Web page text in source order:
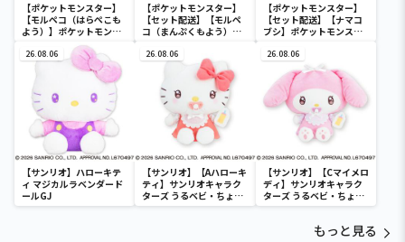
【ポケットモンスター】
【モルペコ（はらぺこも
よう）】ポケットモンス
ター めちゃもふぐっとぬ
いぐるみ～モルペコ（は
らぺこもよう）～
【ポケットモンスター】
【セット配送】【モルペ
コ（まんぷくもよう）】
ゃもふぐっとぬいぐるみ
～モルペコ（まんぷくも
【ポケットモンスター】
【セット配送】【ナマコ
ブシ】ポケットモンスタ
ぐるみ～ナマコブシ～
26.08.06
【サンリオ】ハローキテ
ィ マジカルラベンダード
ールGJ
26.08.06
【サンリオ】【Aハローキ
ティ】サンリオキャラク
ターズ うるベビ・ちょい
デカドール
26.08.06
【サンリオ】【Cマイメロ
ディ】サンリオキャラク
ターズ うるベビ・ちょい
デカドール
もっと見る